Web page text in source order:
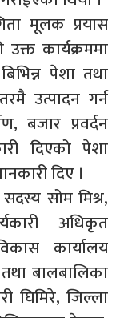
मूलक प्रयास
कार्यक्रममा
पेशा तथा
उत्पादन गर्न
बजार प्रवर्दन
दिएको पेशा
दिए ।
सोम मिश्र,
अधिकृत
कार्यालय
बालबालिका
घिमिरे, जिल्ला